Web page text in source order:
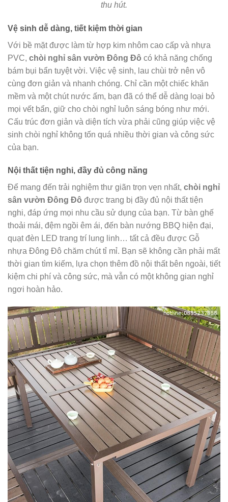
thu hút.
Vệ sinh dễ dàng, tiết kiệm thời gian
Với bề mặt được làm từ hợp kim nhôm cao cấp và nhựa
PVC, chòi nghỉ sân vườn Đông Đô có khả năng chống
bám bụi bẩn tuyệt vời. Việc vệ sinh, lau chùi trở nên vô
cùng đơn giản và nhanh chóng. Chỉ cần một chiếc khăn
mềm và một chút nước ấm, bạn đã có thể dễ dàng loại bỏ
mọi vết bẩn, giữ cho chòi nghỉ luôn sáng bóng như mới.
Cấu trúc đơn giản và diện tích vừa phải cũng giúp việc vệ
sinh chòi nghỉ không tốn quá nhiều thời gian và công sức
của bạn.
Nội thất tiện nghi, đầy đủ công năng
Để mang đến trải nghiệm thư giãn trọn vẹn nhất, chòi nghỉ
sân vườn Đông Đô được trang bị đầy đủ nội thất tiện
nghi, đáp ứng mọi nhu cầu sử dụng của bạn. Từ bàn ghế
thoải mái, đệm ngồi êm ái, đến bàn nướng BBQ hiện đại,
quạt đèn LED trang trí lung linh… tất cả đều được Gỗ
nhựa Đông Đô chăm chút tỉ mỉ. Bạn sẽ không cần phải mất
thời gian tìm kiếm, lựa chọn thêm đồ nội thất bên ngoài, tiết
kiệm chi phí và công sức, mà vẫn có một không gian nghỉ
ngơi hoàn hảo.